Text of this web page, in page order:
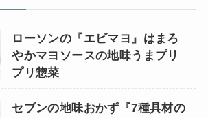
ローソンの『エビマヨ』はまろ
やかマヨソースの地味うまプリ
プリ惣菜
セブンの地味おかず『7種具材の